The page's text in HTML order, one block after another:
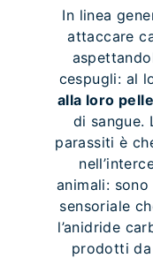
In linea
attaccare
cespugli: al
alla loro pelle
di sangue.
parassiti è
animali:
sensoriale
l’anidride
prodotti